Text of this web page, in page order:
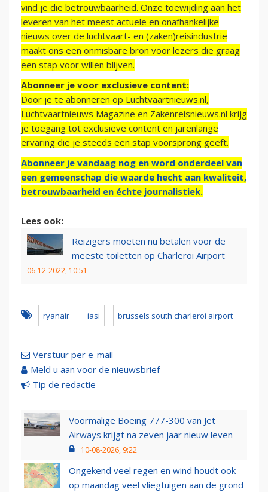
vind je die betrouwbaarheid. Onze toewijding aan het
leveren van het meest actuele en onafhankelijke
nieuws over de luchtvaart- en (zaken)reisindustrie
maakt ons een onmisbare bron voor lezers die graag
een stap voor willen blijven.
Abonneer je voor exclusieve content:
Door je te abonneren op Luchtvaartnieuws.nl,
Luchtvaartnieuws Magazine en Zakenreisnieuws.nl krijg
je toegang tot exclusieve content en jarenlange
ervaring die je steeds een stap voorsprong geeft.
Abonneer je vandaag nog en word onderdeel van
een gemeenschap die waarde hecht aan kwaliteit,
betrouwbaarheid en échte journalistiek.
Lees ook:
Reizigers moeten nu betalen voor de
meeste toiletten op Charleroi Airport
06-12-2022, 10:51
ryanair iasi brussels south charleroi airport
Verstuur per e-mail
Meld u aan voor de nieuwsbrief
Tip de redactie
Voormalige Boeing 777-300 van Jet
Airways krijgt na zeven jaar nieuw leven
10-08-2026, 9:22
Ongekend veel regen en wind houdt ook
op maandag veel vliegtuigen aan de grond